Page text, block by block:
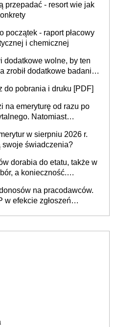
przepadać - resort wie jak
początek - raport płacowy
i chemicznej
dodatkowe wolne, by ten
zrobił dodatkowe badania.
do pobrania i druku [PDF]
na emeryturę od razu po
Natomiast
siła napędowa
w sierpniu 2026 r.
swoje świadczenia?
dorabia do etatu, także w
a konieczność.
na pracodawców.
w efekcie zgłoszeń